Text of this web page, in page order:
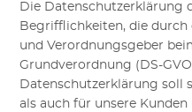
Die Datenschutzerklärung
Begrifflichkeiten, die durch
und Verordnungsgeber
Grundverordnung (DS-
Datenschutzerklärung soll
als auch für unsere